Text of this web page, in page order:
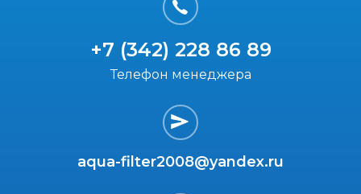
+7 (342) 228 86 89
aqua-filter2008@yandex.ru
Телефон менеджера